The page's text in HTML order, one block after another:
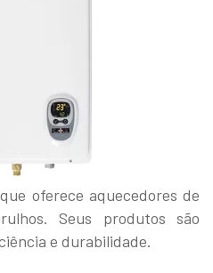
oferece aquecedores de
Seus produtos são
e durabilidade.